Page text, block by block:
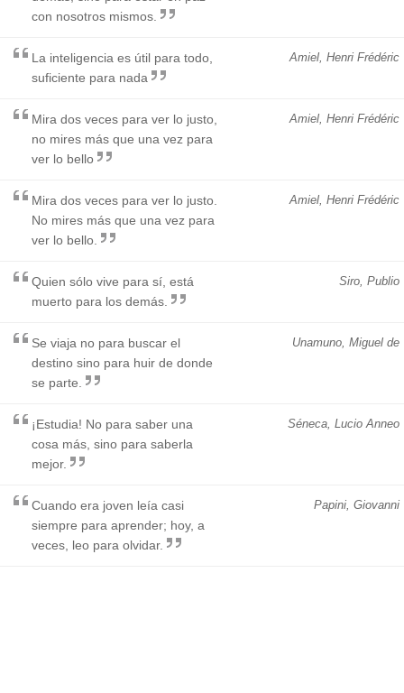
con nosotros mismos.
Amiel, Henri Frédéric
La inteligencia es útil para todo,
suficiente para nada
Amiel, Henri Frédéric
Mira dos veces para ver lo justo,
no mires más que una vez para
ver lo bello
Amiel, Henri Frédéric
Mira dos veces para ver lo justo.
No mires más que una vez para
ver lo bello.
Siro, Publio
Quien sólo vive para sí, está
muerto para los demás.
Unamuno, Miguel de
Se viaja no para buscar el
destino sino para huir de donde
se parte.
Séneca, Lucio Anneo
¡Estudia! No para saber una
cosa más, sino para saberla
mejor.
Papini, Giovanni
Cuando era joven leía casi
siempre para aprender; hoy, a
veces, leo para olvidar.